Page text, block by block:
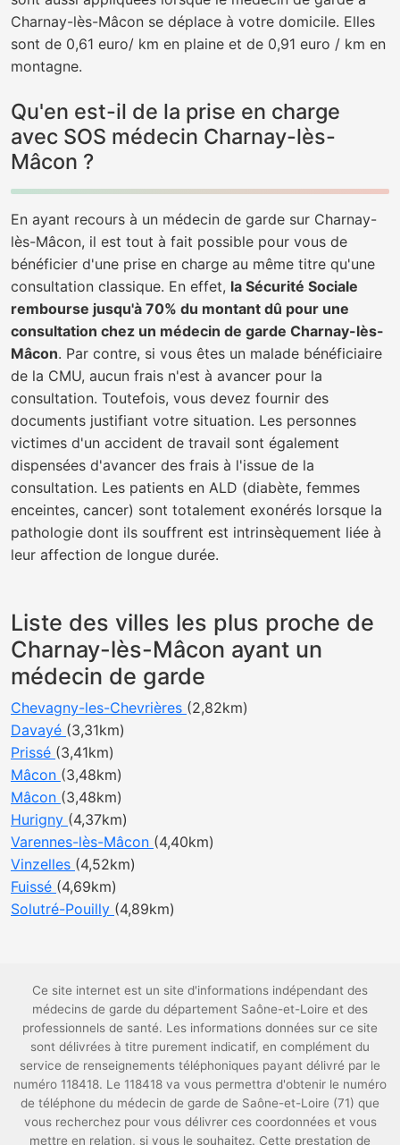
Charnay-lès-Mâcon se déplace à votre domicile. Elles
sont de 0,61 euro/ km en plaine et de 0,91 euro / km en
montagne.
Qu'en est-il de la prise en charge
avec SOS médecin Charnay-lès-
Mâcon ?
En ayant recours à un médecin de garde sur Charnay-
lès-Mâcon, il est tout à fait possible pour vous de
bénéficier d'une prise en charge au même titre qu'une
consultation classique. En effet, la Sécurité Sociale
rembourse jusqu'à 70% du montant dû pour une
consultation chez un médecin de garde Charnay-lès-
Mâcon. Par contre, si vous êtes un malade bénéficiaire
de la CMU, aucun frais n'est à avancer pour la
consultation. Toutefois, vous devez fournir des
documents justifiant votre situation. Les personnes
victimes d'un accident de travail sont également
dispensées d'avancer des frais à l'issue de la
consultation. Les patients en ALD (diabète, femmes
enceintes, cancer) sont totalement exonérés lorsque la
pathologie dont ils souffrent est intrinsèquement liée à
leur affection de longue durée.
Liste des villes les plus proche de
Charnay-lès-Mâcon ayant un
médecin de garde
Chevagny-les-Chevrières (2,82km)
Davayé (3,31km)
Prissé (3,41km)
Mâcon (3,48km)
Mâcon (3,48km)
Hurigny (4,37km)
Varennes-lès-Mâcon (4,40km)
Vinzelles (4,52km)
Fuissé (4,69km)
Solutré-Pouilly (4,89km)
Ce site internet est un site d'informations indépendant des
médecins de garde du département Saône-et-Loire et des
professionnels de santé. Les informations données sur ce site
sont délivrées à titre purement indicatif, en complément du
service de renseignements téléphoniques payant délivré par le
numéro 118418. Le 118418 va vous permettra d'obtenir le numéro
de téléphone du médecin de garde de Saône-et-Loire (71) que
vous recherchez pour vous délivrer ces coordonnées et vous
mettre en relation, si vous le souhaitez. Cette prestation de